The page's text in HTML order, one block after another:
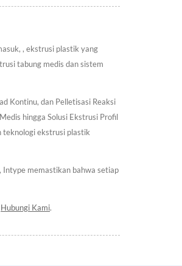
, ekstrusi plastik yang
tabung medis dan sistem
Kontinu, dan Pelletisasi Reaksi
hingga Solusi Ekstrusi Profil
teknologi ekstrusi plastik
Intype memastikan bahwa setiap
Hubungi Kami.